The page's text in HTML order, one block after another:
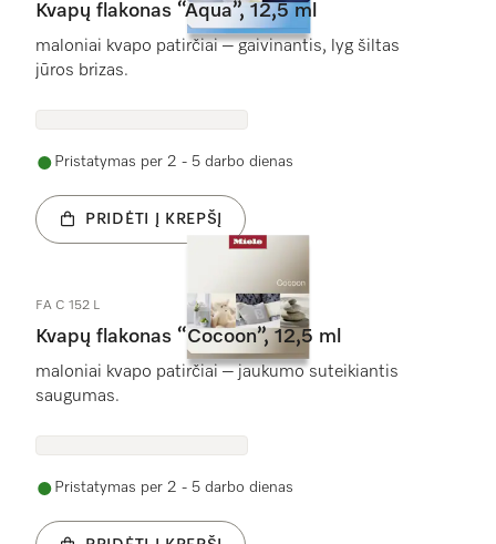
Kvapų flakonas “Aqua”, 12,5 ml
maloniai kvapo patirčiai – gaivinantis, lyg šiltas
jūros brizas.
Pristatymas per 2 - 5 darbo dienas
PRIDĖTI Į KREPŠĮ
FA C 152 L
Kvapų flakonas “Cocoon”, 12,5 ml
maloniai kvapo patirčiai – jaukumo suteikiantis
saugumas.
Pristatymas per 2 - 5 darbo dienas